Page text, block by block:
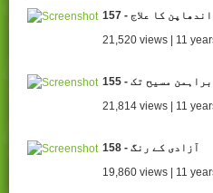
اندھاپن کا علاج
21,520 views | 11
براہمن مسیح تک
21,814 views | 11
158 - آزادی کے رنگ
19,860 views | 11